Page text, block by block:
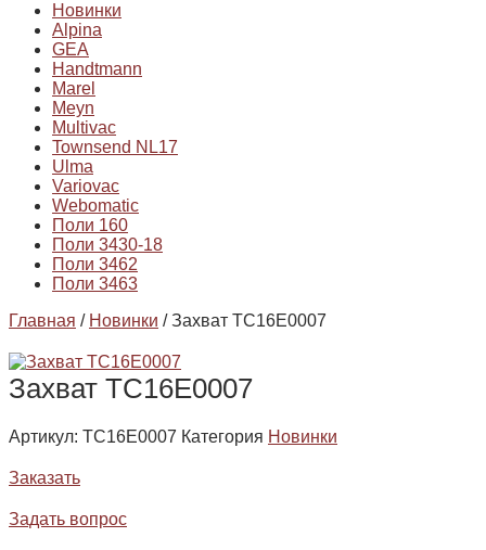
Новинки
Alpina
GEA
Handtmann
Marel
Meyn
Multivac
Townsend NL17
Ulma
Variovac
Webomatic
Поли 160
Поли 3430-18
Поли 3462
Поли 3463
Главная / Новинки / Захват TC16E0007
Захват TC16E0007
Артикул: TC16E0007 Категория Новинки
Заказать
Задать вопрос